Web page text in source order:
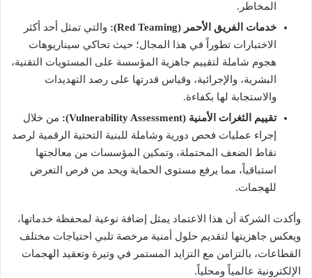
المخاطر.
خدمات الفريق الأحمر (Red Teaming):
والتي تمثل أحد أكثر
الاختبارات تطوراً في هذا المجال؛ حيث تحاكي سيناريوهات
هجوم شاملة لتقييم جاهزية المؤسسة على المستويات التقنية،
البشرية، والإجرائية، وقياس قدرتها على رصد التهديدات
والاستجابة لها بكفاءة.
تقييم الثغرات الأمنية (Vulnerability Assessment):
من خلال
إجراء عمليات فحص دورية وشاملة للبنية التحتية الرقمية لرصد
نقاط الضعف المحتملة، وتمكين المؤسسات من معالجتها
استباقياً، مما يرفع مستوى الحماية ويحد من فرص التعرض
للهجمات.
وأكدت الشركة أن هذا الاعتماد يمثل إضافة نوعية لمحفظة خدماتها،
ويعكس جاهزيتها لتقديم حلول أمنية مرخصة تلبي احتياجات مختلف
القطاعات، بالتزامن مع التزايد المستمر في وتيرة وتعقيد الهجمات
الإلكترونية عالمياً ومحلياً.